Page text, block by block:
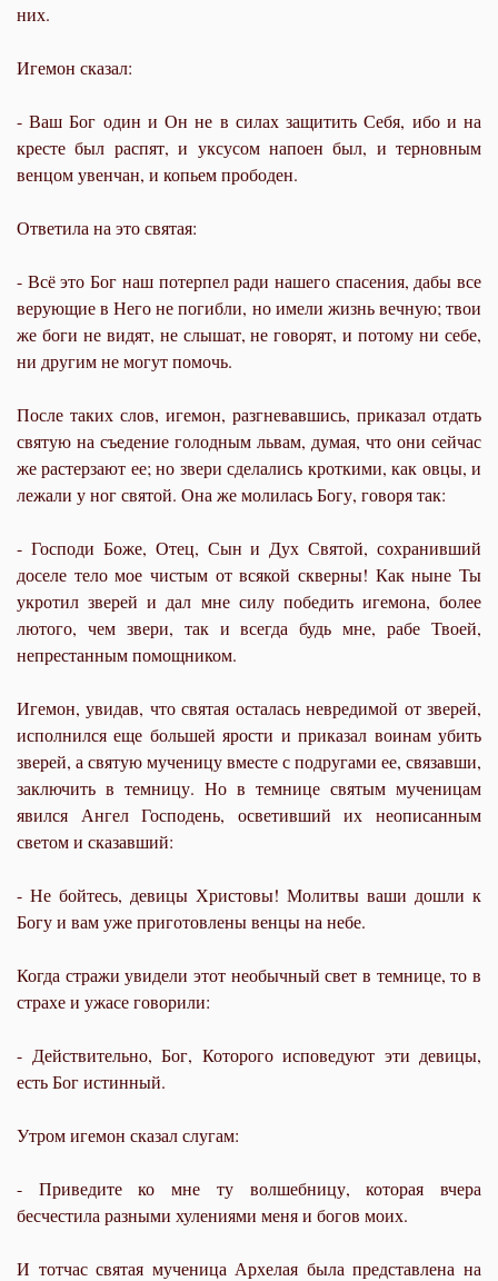
них.
Игемон сказал:
- Ваш Бог один и Он не в силах защитить Себя, ибо и на
кресте был распят, и уксусом напоен был, и терновным
венцом увенчан, и копьем прободен.
Ответила на это святая:
- Всё это Бог наш потерпел ради нашего спасения, дабы все
верующие в Него не погибли, но имели жизнь вечную; твои
же боги не видят, не слышат, не говорят, и потому ни себе,
ни другим не могут помочь.
После таких слов, игемон, разгневавшись, приказал отдать
святую на съедение голодным львам, думая, что они сейчас
же растерзают ее; но звери сделались кроткими, как овцы, и
лежали у ног святой. Она же молилась Богу, говоря так:
- Господи Боже, Отец, Сын и Дух Святой, сохранивший
доселе тело мое чистым от всякой скверны! Как ныне Ты
укротил зверей и дал мне силу победить игемона, более
лютого, чем звери, так и всегда будь мне, рабе Твоей,
непрестанным помощником.
Игемон, увидав, что святая осталась невредимой от зверей,
исполнился еще большей ярости и приказал воинам убить
зверей, а святую мученицу вместе с подругами ее, связавши,
заключить в темницу. Но в темнице святым мученицам
явился Ангел Господень, осветивший их неописанным
светом и сказавший:
- Не бойтесь, девицы Христовы! Молитвы ваши дошли к
Богу и вам уже приготовлены венцы на небе.
Когда стражи увидели этот необычный свет в темнице, то в
страхе и ужасе говорили:
- Действительно, Бог, Которого исповедуют эти девицы,
есть Бог истинный.
Утром игемон сказал слугам:
- Приведите ко мне ту волшебницу, которая вчера
бесчестила разными хулениями меня и богов моих.
И тотчас святая мученица Архелая была представлена на